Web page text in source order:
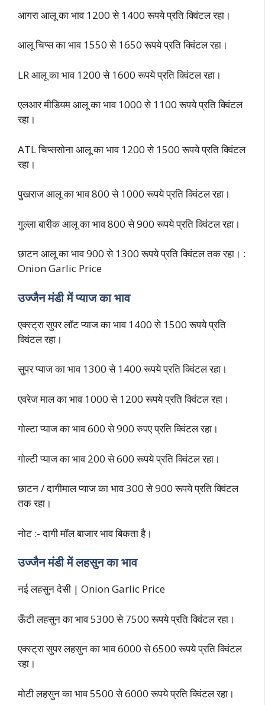
आगरा आलू का भाव 1200 से 1400 रूपये प्रति क्विंटल रहा।
आलू चिप्स का भाव 1550 से 1650 रूपये प्रति क्विंटल रहा।
LR आलू का भाव 1200 से 1600 रूपये प्रति क्विंटल रहा।
एलआर मीडियम आलू का भाव 1000 से 1100 रूपये प्रति क्विंटल
रहा।
ATL चिप्ससोना आलू का भाव 1200 से 1500 रूपये प्रति क्विंटल
रहा।
पुखराज आलू का भाव 800 से 1000 रूपये प्रति क्विंटल रहा।
गुल्ला बारीक आलू का भाव 800 से 900 रूपये प्रति क्विंटल रहा।
छाटन आलू का भाव 900 से 1300 रूपये प्रति क्विंटल तक रहा। :
Onion Garlic Price
उज्जैन मंडी में प्याज का भाव
एक्स्ट्रा सुपर लॉट प्याज का भाव 1400 से 1500 रूपये प्रति
क्विंटल रहा।
सुपर प्याज का भाव 1300 से 1400 रूपये प्रति क्विंटल रहा।
एवरेज माल का भाव 1000 से 1200 रूपये प्रति क्विंटल रहा।
गोल्टा प्याज का भाव 600 से 900 रुपए प्रति क्विंटल रहा।
गोल्टी प्याज का भाव 200 से 600 रूपये प्रति क्विंटल रहा।
छाटन / दागीमाल प्याज का भाव 300 से 900 रूपये प्रति क्विंटल
तक रहा।
नोट :- दागी मॉल बाजार भाव बिकता है।
उज्जैन मंडी में लहसुन का भाव
नई लहसुन देसी | Onion Garlic Price
ऊँटी लहसुन का भाव 5300 से 7500 रूपये प्रति क्विंटल रहा।
एक्स्ट्रा सुपर लहसुन का भाव 6000 से 6500 रूपये प्रति क्विंटल
रहा।
मोटी लहसुन का भाव 5500 से 6000 रूपये प्रति क्विंटल रहा।